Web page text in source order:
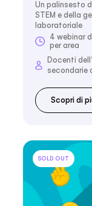
Un palinsesto
STEM e della
laboratoriale
4 webinar
per area
Docenti
secondarie
Scopri di
SOLD OUT